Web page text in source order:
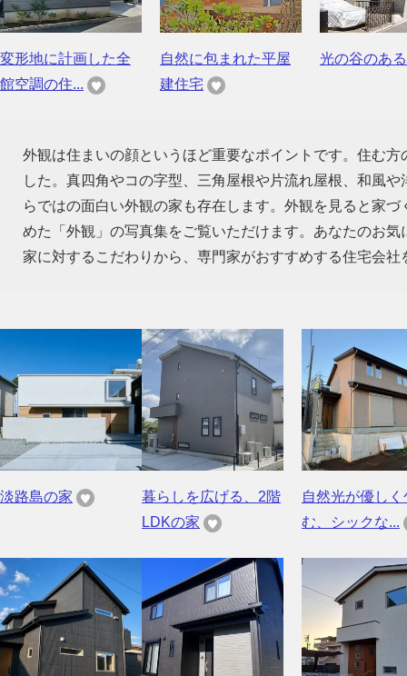
変形地に計画した全
館空調の住...
自然に包まれた平屋
建住宅
光の谷のあ
外観は住まいの顔というほど重要なポイントです。住む
した。真四角やコの字型、三角屋根や片流れ屋根、和風
らではの面白い外観の家も存在します。外観を見ると家
めた「外観」の写真集をご覧いただけます。あなたのお
家に対するこだわりから、専門家がおすすめする住宅会社
淡路島の家
暮らしを広げる、2階
LDKの家
自然光が優しく
む、シックな...